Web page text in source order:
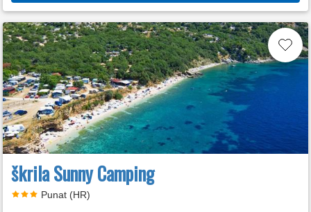
škrila Sunny Camping
Punat (HR)